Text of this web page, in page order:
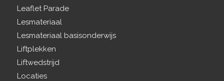
Leaflet Parade
Lesmateriaal
Lesmateriaal basisonderwijs
Liftplekken
Liftwedstrijd
Locaties